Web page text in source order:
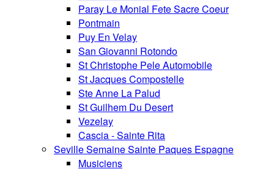
Paray Le Monial Fete Sacre Coeur
Pontmain
Puy En Velay
San Giovanni Rotondo
St Christophe Pele Automobile
St Jacques Compostelle
Ste Anne La Palud
St Guilhem Du Desert
Vezelay
Cascia - Sainte Rita
Seville Semaine Sainte Paques Espagne
Musiciens